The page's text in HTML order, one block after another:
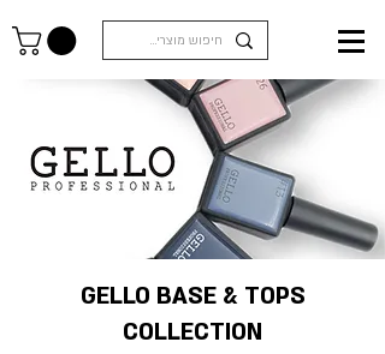
GELLO BASE & TOPS
COLLECTION